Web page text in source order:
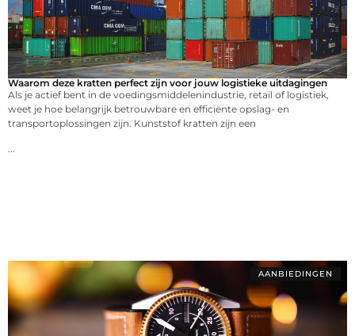
Waarom deze kratten perfect zijn voor jouw logistieke uitdagingen
Als je actief bent in de voedingsmiddelenindustrie, retail of logistiek,
weet je hoe belangrijk betrouwbare en efficiënte opslag- en
transportoplossingen zijn. Kunststof kratten zijn een
...
AANBIEDINGEN